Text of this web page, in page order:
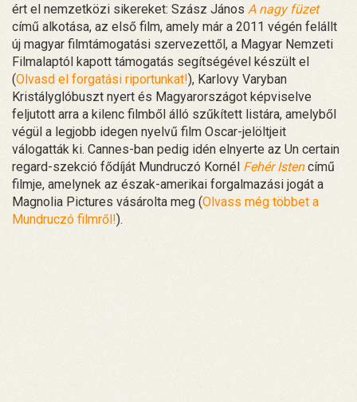
ért el nemzetközi sikereket: Szász János A nagy füzet
című alkotása, az első film, amely már a 2011 végén felállt
új magyar filmtámogatási szervezettől, a Magyar Nemzeti
Filmalaptól kapott támogatás segítségével készült el
(Olvasd el forgatási riportunkat!), Karlovy Varyban
Kristályglóbuszt nyert és Magyarországot képviselve
feljutott arra a kilenc filmből álló szűkített listára, amelyből
végül a legjobb idegen nyelvű film Oscar-jelöltjeit
válogatták ki. Cannes-ban pedig idén elnyerte az Un certain
regard-szekció fődíját Mundruczó Kornél Fehér Istencímű
filmje, amelynek az észak-amerikai forgalmazási jogát a
Magnolia Pictures vásárolta meg (Olvass még többet a
Mundruczó filmről!).